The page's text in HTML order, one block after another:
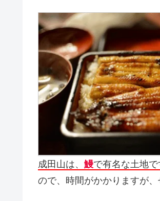
成田山は、 鰻で有名な土地で
ので、時間がかかりますが